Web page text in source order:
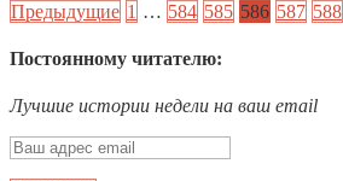
Предыдущие 1 … 584 585 586 587 588
Постоянному читателю:
Лучшие истории недели на ваш email